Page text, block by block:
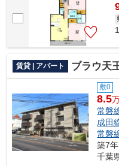
賃貸 | アパート ブラウ天
敷0
8.5
常磐
成田
常磐
築7
千葉